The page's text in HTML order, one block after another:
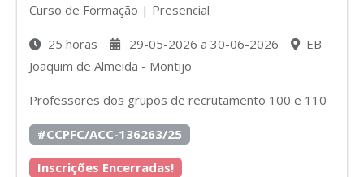
Curso de Formação | Presencial
25 horas 29-05-2026 a 30-06-2026
EB
Joaquim de Almeida - Montijo
Professores dos grupos de recrutamento 100 e 110
#CCPFC/ACC-136263/25
Inscrições Encerradas!